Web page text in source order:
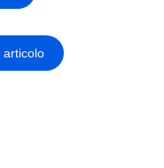
articolo